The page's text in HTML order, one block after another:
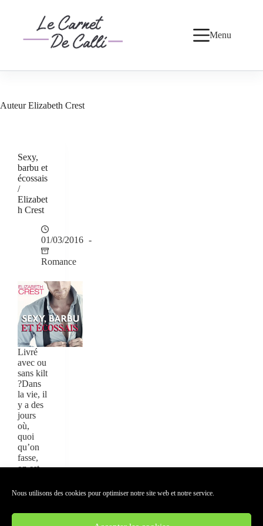
Nous utilisons des cookies pour optimiser notre site web et notre service.
Menu
AuteurElizabeth Crest
Sexy,
barbu et
écossais
/
Elizabet
h Crest
01/03/2016
Romance
Livré
avec ou
sans kilt
?Dans
la vie, il
y a des
jours
où,
quoi
qu’on
fasse,
on est
né…
LA